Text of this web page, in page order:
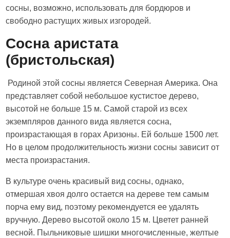
сосны, возможно, использовать для бордюров и
свободно растущих живых изгородей.
Сосна аристата
(бристольская)
Родиной этой сосны является Северная Америка. Она
представляет собой небольшое кустистое дерево,
высотой не больше 15 м. Самой старой из всех
экземпляров данного вида является сосна,
произрастающая в горах Аризоны. Ей больше 1500 лет.
Но в целом продолжительность жизни сосны зависит от
места произрастания.
В культуре очень красивый вид сосны, однако,
отмершая хвоя долго остается на дереве тем самым
порча ему вид, поэтому рекомендуется ее удалять
вручную. Дерево высотой около 15 м. Цветет ранней
весной. Пыльниковые шишки многочисленные, желтые